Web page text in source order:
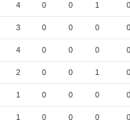
4 0 0 1 0
3 0 0 0 0
4 0 0 0 0
2 0 0 1 0
1 0 0 0 0
1 0 0 0 0